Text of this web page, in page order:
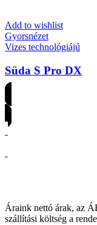
Add to wishlist
Gyorsnézet
Vizes technológiájú
Süda S Pro DX
Áraink nettó árak, az
szállítási költség a